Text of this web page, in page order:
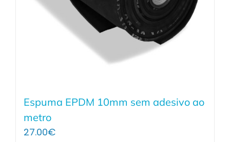
Espuma EPDM 10mm sem adesivo ao
metro
27.00€